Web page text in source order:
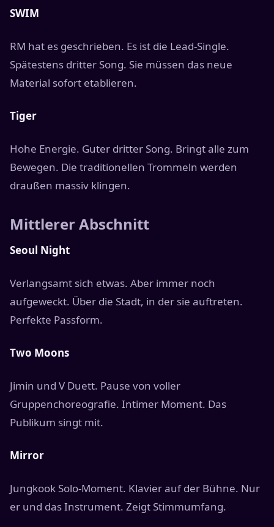
SWIM
RM hat es geschrieben. Es ist die Lead-Single.
Spätestens dritter Song. Sie müssen das neue
Material sofort etablieren.
Tiger
Hohe Energie. Guter dritter Song. Bringt alle zum
Bewegen. Die traditionellen Trommeln werden
draußen massiv klingen.
Mittlerer Abschnitt
Seoul Night
Verlangsamt sich etwas. Aber immer noch
aufgeweckt. Über die Stadt, in der sie auftreten.
Perfekte Passform.
Two Moons
Jimin und V Duett. Pause von voller
Gruppenchoreografie. Intimer Moment. Das
Publikum singt mit.
Mirror
Jungkook Solo-Moment. Klavier auf der Bühne. Nur
er und das Instrument. Zeigt Stimmumfang.